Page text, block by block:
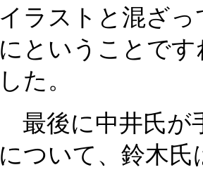
イラストと混ざ
にということで
した。
最後に中井氏が
について、鈴木